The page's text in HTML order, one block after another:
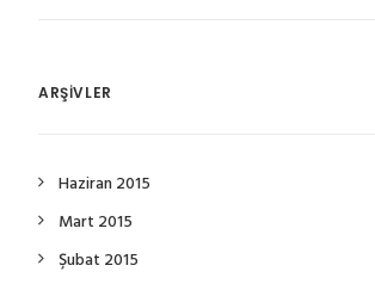
ARŞIVLER
Haziran 2015
Mart 2015
Şubat 2015